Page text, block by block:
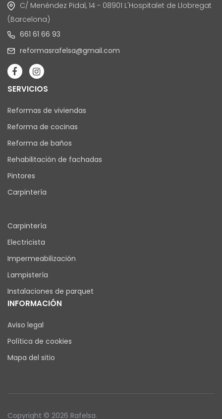
C/ Menéndez Pidal, 14 - 08901 L'Hospitalet de Llobregat
(Barcelona)
661 61 66 93
reformasrafelsa@gmail.com
SERVICIOS
Reformas de viviendas
Reforma de cocinas
Reforma de baños
Rehabilitación de fachadas
Pintores
Carpintería
Carpintería
Electricista
Impermeabilización
Lampistería
Instalaciones de parquet
INFORMACIÓN
Aviso legal
Política de cookies
Mapa del sitio
Copyright © 2026 Rafelsa.